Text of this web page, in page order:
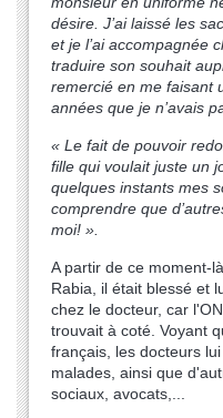
désire. J’ai laissé les
et je l’ai accompagnée
traduire son souhait
remercié en me faisant
années que je n’avais
« Le fait de pouvoir
fille qui voulait juste un
quelques instants mes
comprendre que
moi! ».
A partir de ce moment-
Rabia, il était blessé et
chez le docteur, car
trouvait à coté. Voyant
français, les docteurs
malades, ainsi que
sociaux, avocats,...